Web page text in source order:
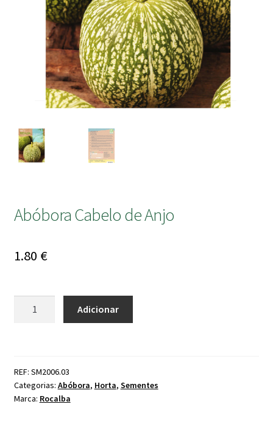
Abóbora Cabelo de Anjo
1.80 €
Anjo
Adicionar
REF: SM2006.03
Categorias: Abóbora, Horta, Sementes
Marca: Rocalba